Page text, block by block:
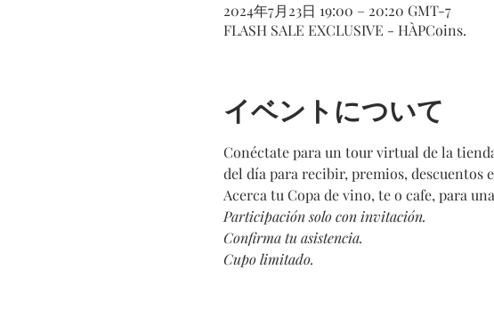
2024年7月23日 19:00 – 20:20 GMT-7
FLASH SALE EXCLUSIVE - HÀPCoins.
イベントについて
Conéctate para un tour virtual de la
del día para recibir, premios, descuentos
Acerca tu Copa de vino, te o cafe, para
Participación solo con invitación.
Confirma tu asistencia.
Cupo limitado.